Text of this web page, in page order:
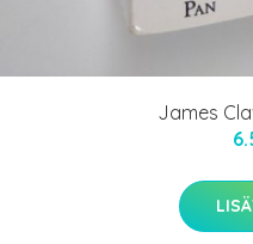
James